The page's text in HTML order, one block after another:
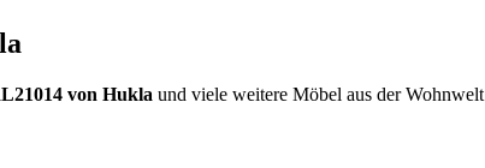
von Hukla und viele weitere Möbel aus der Wohnwelt